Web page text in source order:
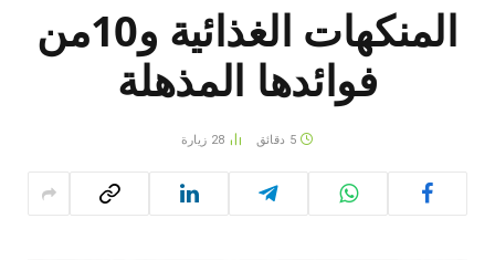
المنكهات الغذائية و10من
فوائدها المذهلة
5 دقائق 28 زيارة